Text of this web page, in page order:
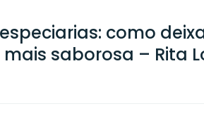
como
saborosa – Rita